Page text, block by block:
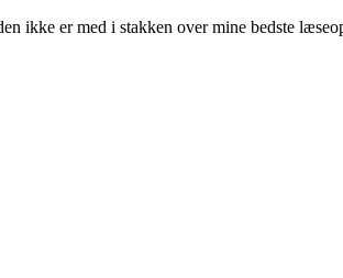
ikke er med i stakken over mine bedste